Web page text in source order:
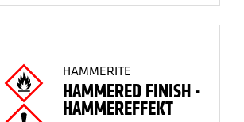
HAMMERITE
HAMMERED FINISH -
HAMMEREFFEKT